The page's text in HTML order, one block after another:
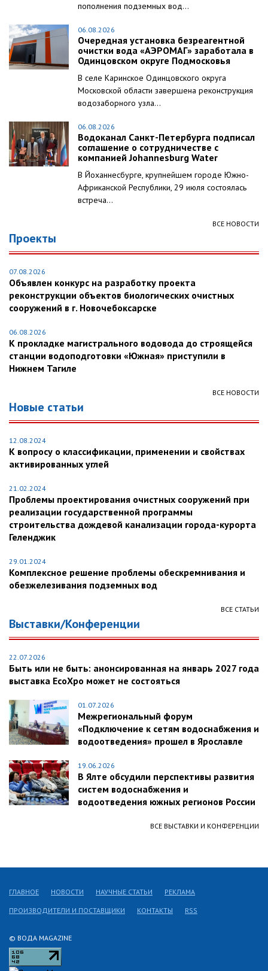
пополнения подземных вод...
06.08.2026
Очередная установка безреагентной
очистки вода «АЭРОМАГ» заработала в
Одинцовском округе Подмосковья
В селе Каринское Одинцовского округа
Московской области завершена реконструкция
водозаборного узла...
06.08.2026
Водоканал Санкт-Петербурга подписал
соглашение о сотрудничестве с
компанией Johannesburg Water
В Йоханнесбурге, крупнейшем городе Южно-
Африканской Республики, 29 июля состоялась
встреча...
ВСЕ НОВОСТИ
Проекты
07.08.2026
Объявлен конкурс на разработку проекта
реконструкции объектов биологических очистных
сооружений в г. Новочебоксарске
06.08.2026
К прокладке магистрального водовода до строящейся
станции водоподготовки «Южная» приступили в
Нижнем Тагиле
ВСЕ НОВОСТИ
Новые статьи
12.08.2024
К вопросу о классификации, применении и свойствах
активированных углей
21.02.2024
Проблемы проектирования очистных сооружений при
реализации государственной программы
строительства дождевой канализации города-курорта
Геленджик
29.01.2024
Комплексное решение проблемы обескремнивания и
обезжелезивания подземных вод
ВСЕ СТАТЬИ
Выставки/Конференции
22.07.2026
Быть или не быть: анонсированная на январь 2027 года
выставка EcoXpo может не состояться
01.07.2026
Межрегиональный форум
«Подключение к сетям водоснабжения и
водоотведения» прошел в Ярославле
19.06.2026
В Ялте обсудили перспективы развития
систем водоснабжения и
водоотведения южных регионов России
ВСЕ ВЫСТАВКИ И КОНФЕРЕНЦИИ
© ВОДА MAGAZINE
ГЛАВНОЕ НОВОСТИ НАУЧНЫЕ СТАТЬИ РЕКЛАМА
ПРОИЗВОДИТЕЛИ И ПОСТАВЩИКИ КОНТАКТЫ RSS